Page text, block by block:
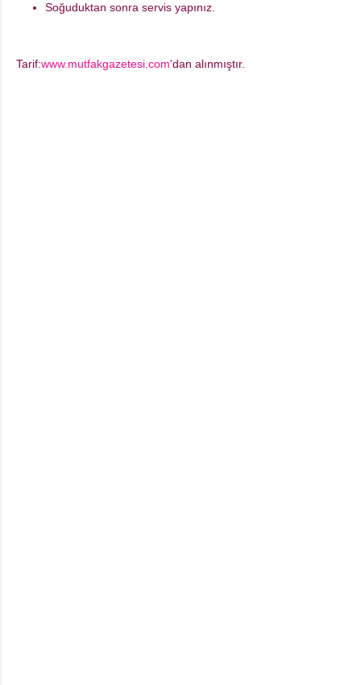
Soğuduktan sonra servis yapınız.
Tarif:www.mutfakgazetesi.com'dan alınmıştır.